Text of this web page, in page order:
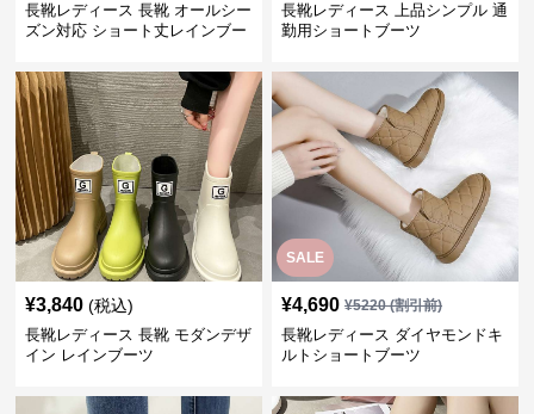
長靴レディース 長靴 オールシー
ズン対応 ショート丈レインブー
長靴レディース 上品シンプル 通
勤用ショートブーツ
¥3,840 (税込)
長靴レディース 長靴 モダンデザ
イン レインブーツ
SALE
¥4,690 ¥5220(割引前)
長靴レディース ダイヤモンドキ
ルトショートブーツ